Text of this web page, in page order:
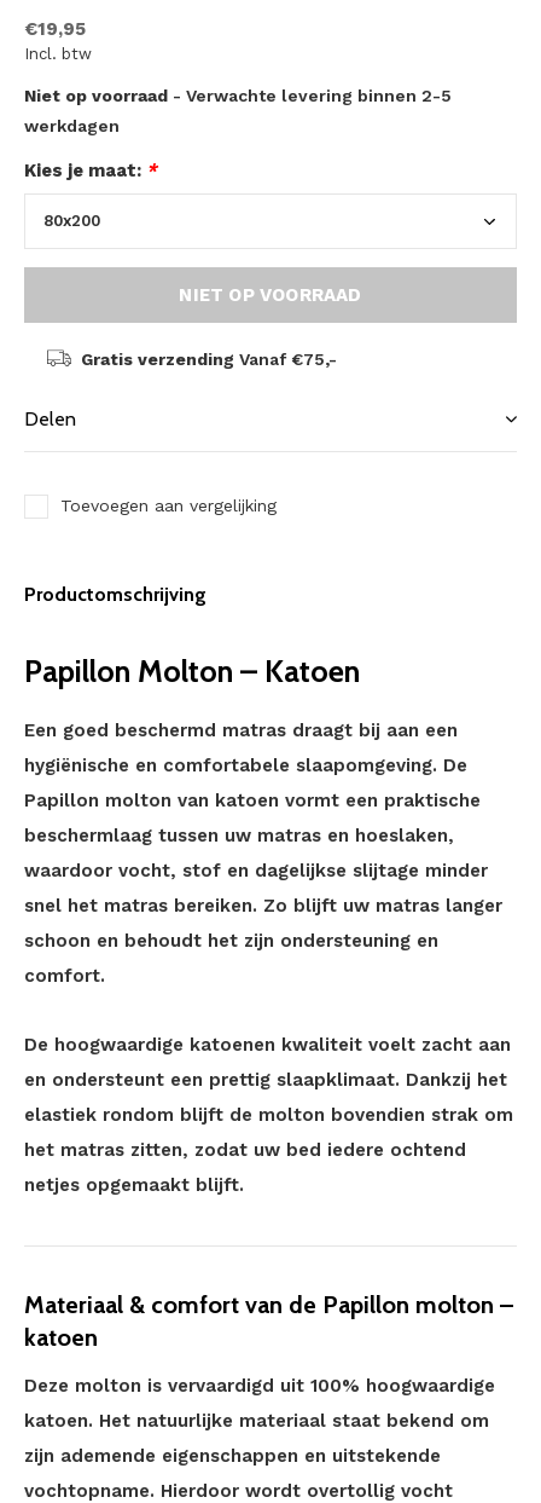
€19,95
Incl. btw
Niet op voorraad - Verwachte levering binnen 2-5
werkdagen
Kies je maat: *
NIET OP VOORRAAD
Gratis verzending Vanaf €75,-
Delen
Toevoegen aan vergelijking
Productomschrijving
Papillon Molton – Katoen
Een goed beschermd matras draagt bij aan een
hygiënische en comfortabele slaapomgeving. De
Papillon molton van katoen vormt een praktische
beschermlaag tussen uw matras en hoeslaken,
waardoor vocht, stof en dagelijkse slijtage minder
snel het matras bereiken. Zo blijft uw matras langer
schoon en behoudt het zijn ondersteuning en
comfort.
De hoogwaardige katoenen kwaliteit voelt zacht aan
en ondersteunt een prettig slaapklimaat. Dankzij het
elastiek rondom blijft de molton bovendien strak om
het matras zitten, zodat uw bed iedere ochtend
netjes opgemaakt blijft.
Materiaal & comfort van de Papillon molton –
katoen
Deze molton is vervaardigd uit 100% hoogwaardige
katoen. Het natuurlijke materiaal staat bekend om
zijn ademende eigenschappen en uitstekende
vochtopname. Hierdoor wordt overtollig vocht